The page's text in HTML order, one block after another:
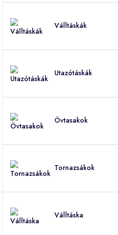
Válltáskák
Utazótáskák
Övtasakok
Tornazsákok
Válltáska